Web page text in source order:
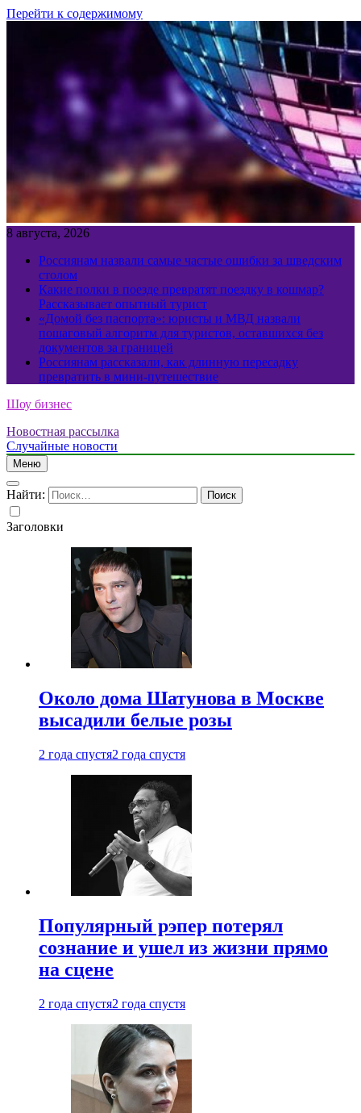
Перейти к содержимому
8 августа, 2026
Россиянам назвали самые частые ошибки за шведским
столом
Какие полки в поезде превратят поездку в кошмар?
Рассказывает опытный турист
«Домой без паспорта»: юристы и МВД назвали
пошаговый алгоритм для туристов, оставшихся без
документов за границей
Россиянам рассказали, как длинную пересадку
превратить в мини-путешествие
Шоу бизнес
Новостная рассылка
Случайные новости
Меню
Найти:
Заголовки
Около дома Шатунова в Москве
высадили белые розы
2 года спустя2 года спустя
Популярный рэпер потерял
сознание и ушел из жизни прямо
на сцене
2 года спустя2 года спустя